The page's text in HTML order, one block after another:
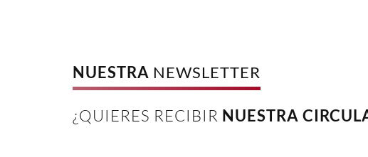
NUESTRA NEWSLETTER
¿QUIERES RECIBIR NUESTRA